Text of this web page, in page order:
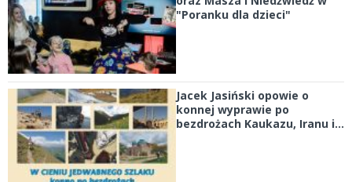
"Poranku dla dzieci"
Jacek Jasiński opowie o
konnej wyprawie po
bezdrożach Kaukazu, Iranu i...